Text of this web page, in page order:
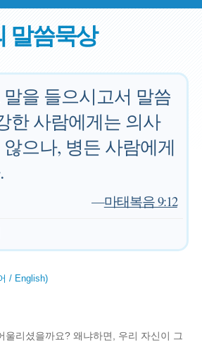
말씀묵상
을 들으시고서 말씀
한 사람에게는 의사
으나, 병든 사람에게
—마태복음 9:12
/ English)
울리셨을까요? 왜냐하면, 우리 자신이 그